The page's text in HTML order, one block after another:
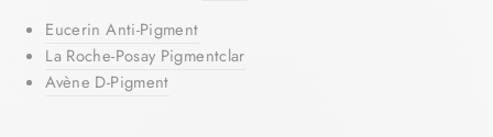
Eucerin Anti-Pigment
La Roche-Posay Pigmentclar
Avène D-Pigment